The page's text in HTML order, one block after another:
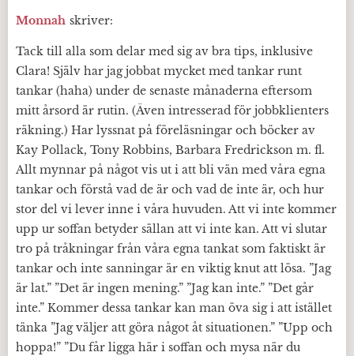
Monnah skriver:
Tack till alla som delar med sig av bra tips, inklusive
Clara! Själv har jag jobbat mycket med tankar runt
tankar (haha) under de senaste månaderna eftersom
mitt årsord är rutin. (Även intresserad för jobbklienters
räkning.) Har lyssnat på föreläsningar och böcker av
Kay Pollack, Tony Robbins, Barbara Fredrickson m. fl.
Allt mynnar på något vis ut i att bli vän med våra egna
tankar och förstå vad de är och vad de inte är, och hur
stor del vi lever inne i våra huvuden. Att vi inte kommer
upp ur soffan betyder sällan att vi inte kan. Att vi slutar
tro på tråkningar från våra egna tankat som faktiskt är
tankar och inte sanningar är en viktig knut att lösa. ”Jag
är lat.” ”Det är ingen mening.” ”Jag kan inte.” ”Det går
inte.” Kommer dessa tankar kan man öva sig i att istället
tänka ”Jag väljer att göra något åt situationen.” ”Upp och
hoppa!” ”Du får ligga här i soffan och mysa när du